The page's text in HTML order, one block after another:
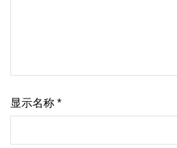
显示名称 *